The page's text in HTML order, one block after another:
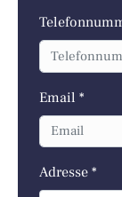
Email *
Adresse *